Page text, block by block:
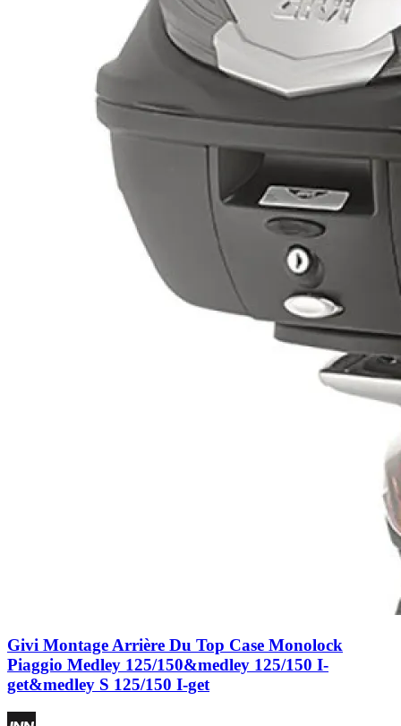
Givi Montage Arrière Du Top Case Monolock
Piaggio Medley 125/150&medley 125/150 I-
get&medley S 125/150 I-get